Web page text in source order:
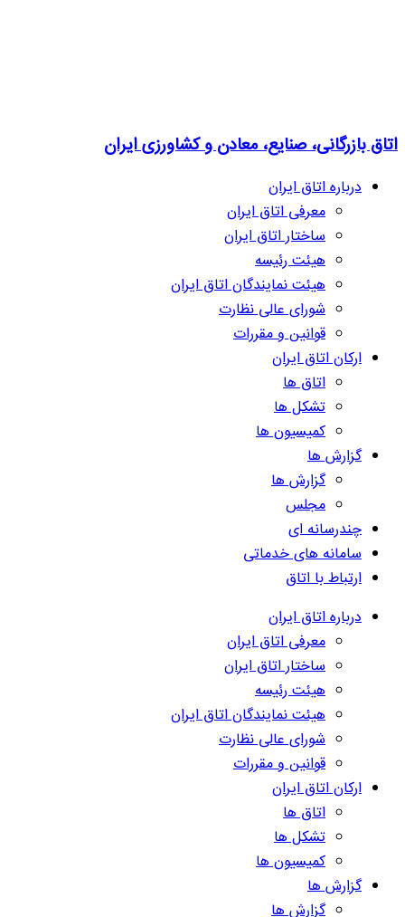
اتاق بازرگانی، صنایع، معادن و کشاورزی ایران
درباره اتاق ایران
معرفی اتاق ایران
ساختار اتاق ایران
هیئت رئیسه
هیئت نمایندگان اتاق ایران
شورای عالی نظارت
قوانین و مقررات
ارکان اتاق ایران
اتاق ها
تشکل ها
کمیسیون ها
گزارش ها
گزارش ها
مجلس
چندرسانه ای
سامانه های خدماتی
ارتباط با اتاق
درباره اتاق ایران
معرفی اتاق ایران
ساختار اتاق ایران
هیئت رئیسه
هیئت نمایندگان اتاق ایران
شورای عالی نظارت
قوانین و مقررات
ارکان اتاق ایران
اتاق ها
تشکل ها
کمیسیون ها
گزارش ها
گزارش ها